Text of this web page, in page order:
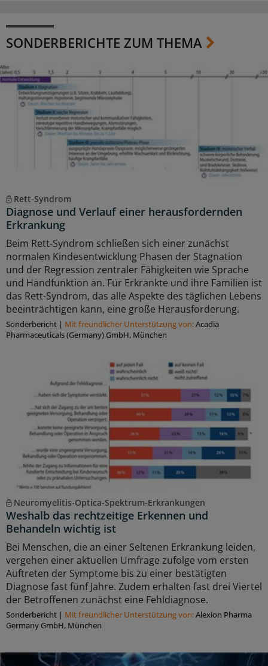
SONDERBERICHTE ZUM THEMA
Rett-Syndrom
Diagnose und Verlauf einer herausfordernden
Erkrankung
Beim Rett-Syndrom schließen sich einer zunächst
normalen Kindesentwicklung Phasen der Stagnation
und der Regression zentraler Fähigkeiten wie Sprache
und Handfunktion an. Für Erkrankte und ihre Familien ist
das Rett-Syndrom, das alle Aspekte des täglichen Lebens
beeinträchtigen kann, eine große Herausforderung.
Sonderbericht | Mit freundlicher Unterstützung von:Acadia
Pharmaceuticals (Germany) GmbH, München
Neuromyelitis-Optica-Spektrum-Erkrankungen
Weshalb das rechtzeitige Erkennen und
Behandeln wichtig ist
Bei Menschen, die an einer Seltenen Erkrankung leiden,
vergehen einer aktuellen Umfrage zufolge vom ersten
Auftreten der Symptome bis zu einer bestätigten
Diagnose fast fünf Jahre. Zudem erhalten fast drei Viertel
der Betroffenen zunächst eine Fehldiagnose.
Sonderbericht | Mit freundlicher Unterstützung von:Alexion Pharma
Germany GmbH, München